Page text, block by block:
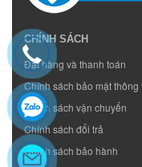
CHÍNH SÁCH
Đặt hàng và thanh toán
Chính sách bảo mật thông
Chính sách vận chuyển
Chính sách đổi trả
Chính sách bảo hành